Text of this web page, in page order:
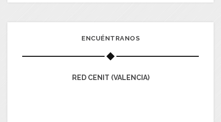
ENCUÉNTRANOS
RED CENIT (VALENCIA)